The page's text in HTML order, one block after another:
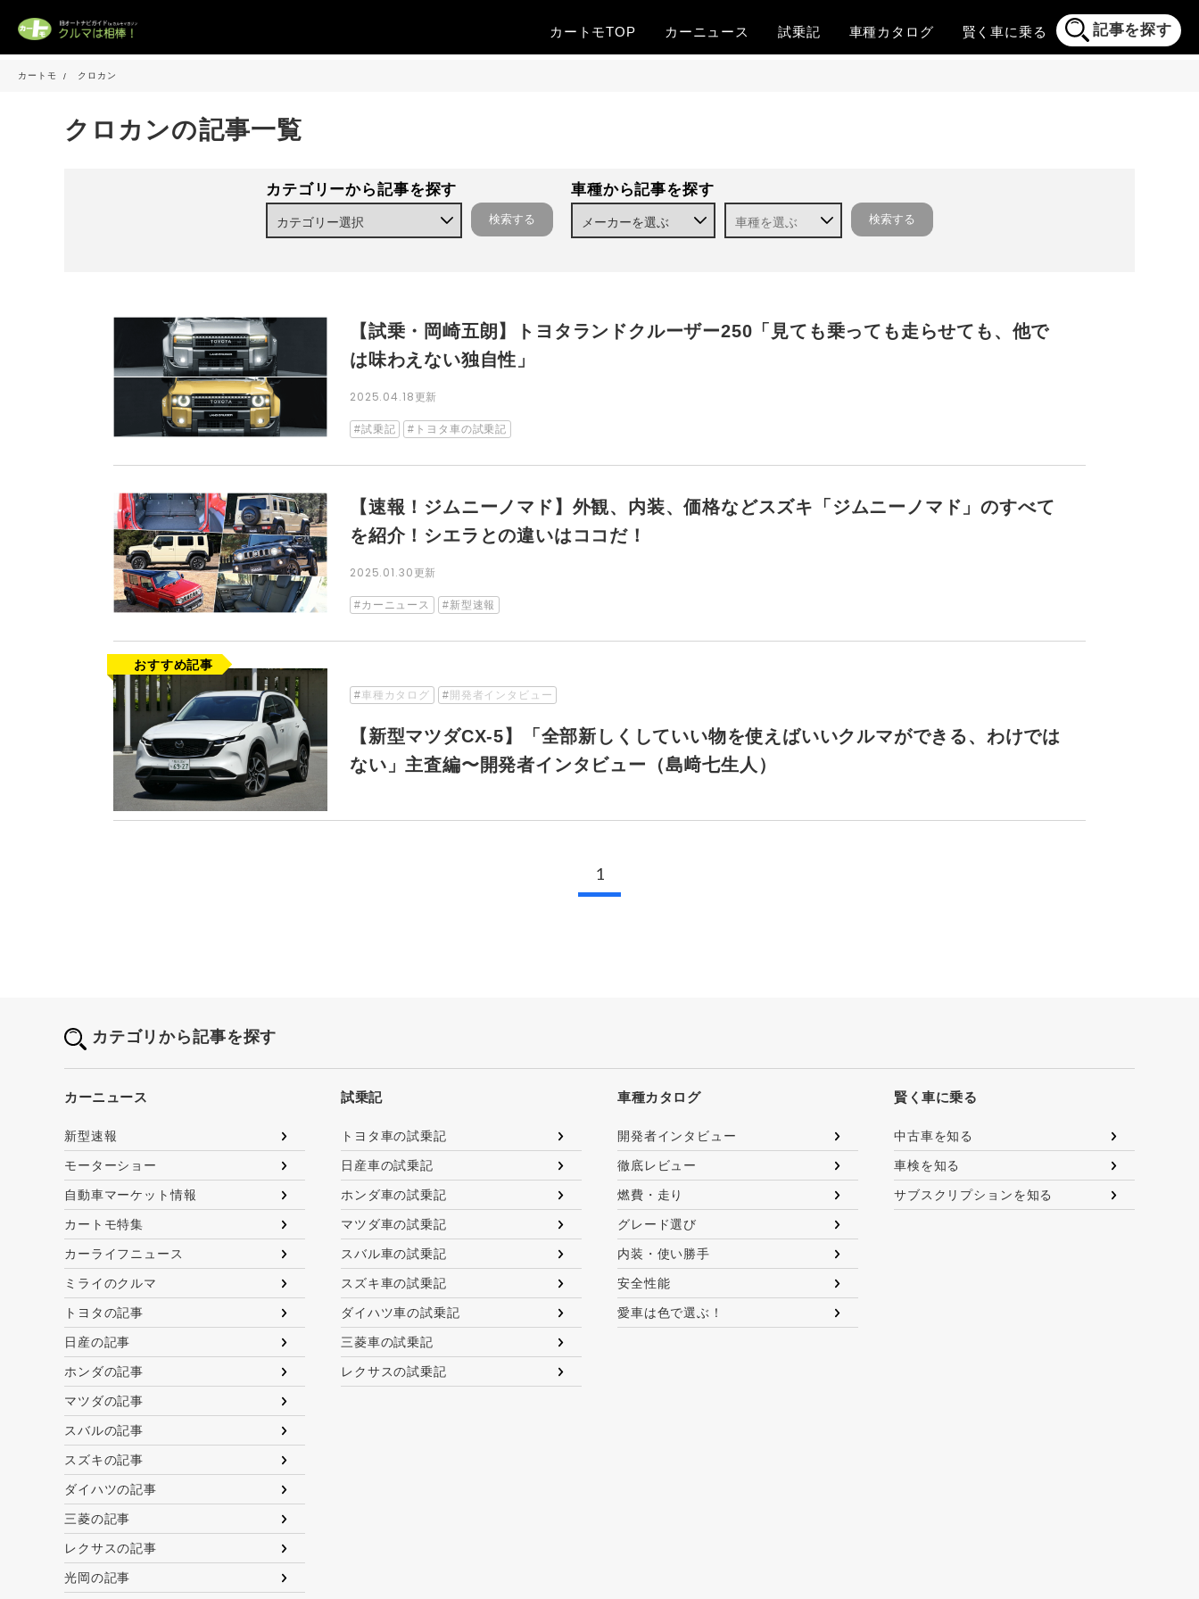
カートモTOP カーニュース 試乗記 車種カタログ 賢く車に乗る 記事を探す
カートモ クロカン
クロカンの記事一覧
カテゴリーから記事を探す 車種から記事を探す
【試乗・岡崎五朗】トヨタランドクルーザー250「見ても乗っても走らせても、他で
は味わえない独自性」
2025.04.18更新
試乗記 トヨタ車の試乗記
【速報！ジムニーノマド】外観、内装、価格などスズキ「ジムニーノマド」のすべて
を紹介！シエラとの違いはココだ！
2025.01.30更新
カーニュース 新型速報
車種カタログ 開発者インタビュー
【新型マツダCX-5】「全部新しくしていい物を使えばいいクルマができる、わけでは
ない」主査編〜開発者インタビュー（島﨑七生人）
1
カテゴリから記事を探す
カーニュース
新型速報
モーターショー
自動車マーケット情報
カートモ特集
カーライフニュース
ミライのクルマ
トヨタの記事
日産の記事
ホンダの記事
マツダの記事
スバルの記事
スズキの記事
ダイハツの記事
三菱の記事
レクサスの記事
光岡の記事
試乗記
トヨタ車の試乗記
日産車の試乗記
ホンダ車の試乗記
マツダ車の試乗記
スバル車の試乗記
スズキ車の試乗記
ダイハツ車の試乗記
三菱車の試乗記
レクサスの試乗記
車種カタログ
開発者インタビュー
徹底レビュー
燃費・走り
グレード選び
内装・使い勝手
安全性能
愛車は色で選ぶ！
賢く車に乗る
中古車を知る
車検を知る
サブスクリプションを知る